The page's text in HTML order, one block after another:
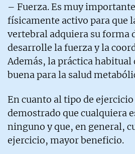
– Fuerza. Es muy
físicamente activo para que
vertebral adquiera su forma
desarrolle la fuerza y la
Además, la práctica habitual
buena para la salud
En cuanto al tipo de
demostrado que cualquiera
ninguno y que, en general,
ejercicio, mayor beneficio.